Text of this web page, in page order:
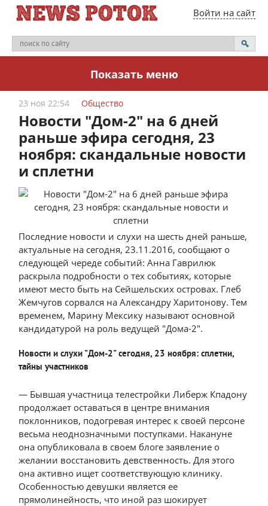
Войти на сайт
Показать меню
23 ноя 22:54 Общество
Новости "Дом-2" на 6 дней
раньше эфира сегодня, 23
ноября: скандальные новости
и сплетни
Последние новости и слухи на шесть дней раньше,
актуальные на сегодня, 23.11.2016, сообщают о
следующей череде событий: Анна Гаврилюк
раскрыла подробности о тех событиях, которые
имеют место быть на Сейшельских островах. Глеб
Жемчугов сорвался на Александру Харитонову. Тем
временем, Марину Мексику называют основной
кандидатурой на роль ведущей "Дома-2".
Новости и слухи "Дом-2" сегодня, 23 ноября: сплетни,
тайны участников
— Бывшая участница телестройки Либерж Кпадону
продолжает оставаться в центре внимания
поклонников, подогревая интерес к своей персоне
весьма неоднозначными поступками. Накануне
она опубликовала в своем блоге заявление о
желании восстановить девственность. Для этого
она активно ищет соответствующую клинику.
Особенностью девушки является ее
прямолинейность, что иной раз шокирует